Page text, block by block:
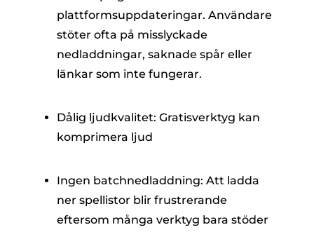
plattformsuppdateringar. Användare
stöter ofta på misslyckade
nedladdningar, saknade spår eller
länkar som inte fungerar.
Dålig ljudkvalitet: Gratisverktyg kan
komprimera ljud
Ingen batchnedladdning: Att ladda
ner spellistor blir frustrerande
eftersom många verktyg bara stöder